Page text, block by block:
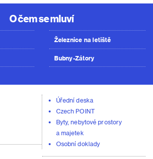
O čem se mluví
Železnice na letiště
Bubny-Zátory
Úřední deska
Czech POINT
Byty, nebytové prostory
a majetek
Osobní doklady